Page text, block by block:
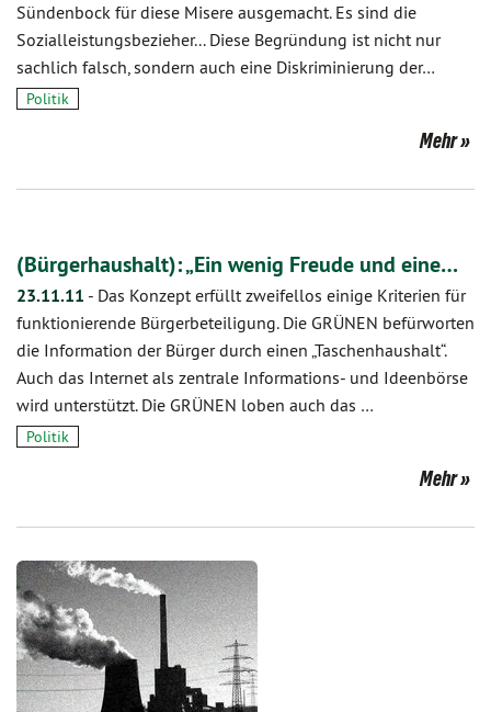
Sündenbock für diese Misere ausgemacht. Es sind die
Sozialleistungsbezieher... Diese Begründung ist nicht nur
sachlich falsch, sondern auch eine Diskriminierung der…
Politik
Mehr
(Bürgerhaushalt): „Ein wenig Freude und eine…
23.11.11 - Das Konzept erfüllt zweifellos einige Kriterien für
funktionierende Bürgerbeteiligung. Die GRÜNEN befürworten
die Information der Bürger durch einen „Taschenhaushalt“.
Auch das Internet als zentrale Informations- und Ideenbörse
wird unterstützt. Die GRÜNEN loben auch das …
Politik
Mehr